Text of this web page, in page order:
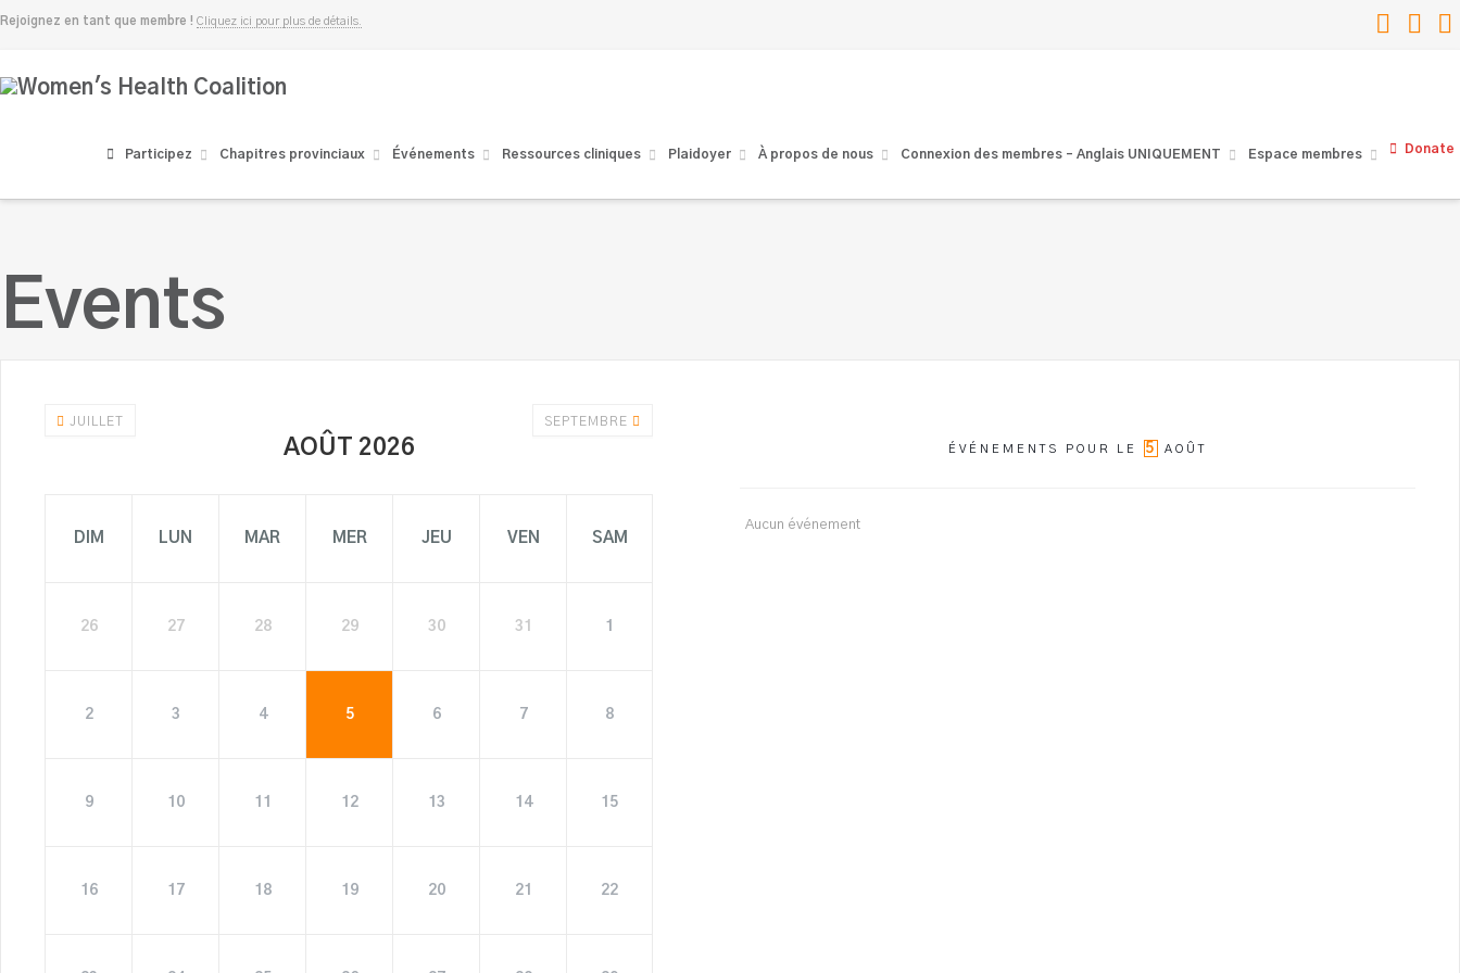
Rejoignez en tant que membre ! Cliquez ici pour plus de détails.
Women's
Health
Participez Chapitres provinciaux Événements Ressources cliniques Plaidoyer À propos de nous Connexion des membres – Anglais UNIQUEMENT Espace membres Donate
Events
JUILLET
AOÛT 2026
SEPTEMBRE
DIM LUN MAR MER JEU VEN SAM
26 27 28 29 30 31 1
2 3 4 5 6 7 8
9 10 11 12 13 14 15
16 17 18 19 20 21 22
ÉVÉNEMENTS POUR LE 5 AOÛT
Aucun événement